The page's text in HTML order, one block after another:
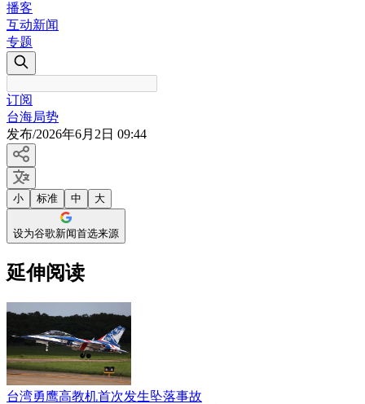
播客
互动新闻
专题
订阅
台海局势
发布/2026年6月2日 09:44
小 标准 中 大
设为谷歌新闻首选来源
延伸阅读
台湾勇鹰高教机首次发生坠落事故